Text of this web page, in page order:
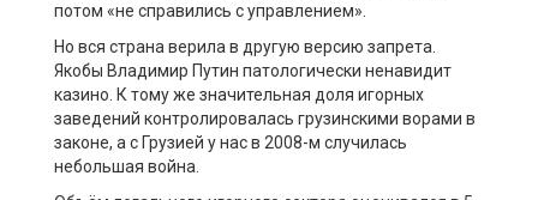
потом «не справились с управлением».
Но вся страна верила в другую версию запрета.
Якобы Владимир Путин патологически ненавидит
казино. К тому же значительная доля игорных
заведений контролировалась грузинскими ворами в
законе, а с Грузией у нас в 2008-м случилась
небольшая война.